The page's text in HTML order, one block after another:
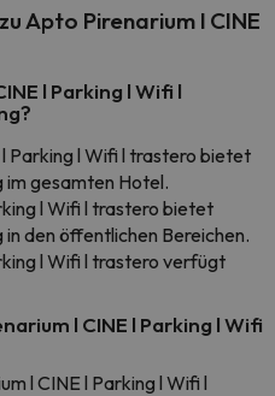
Apto Pirenarium l CINE
l Parking l Wifi l
Parking l Wifi l trastero bietet
gesamten Hotel.
l Wifi l trastero bietet
den öffentlichen Bereichen.
l Wifi l trastero verfügt
l CINE l Parking l Wifi
l CINE l Parking l Wifi l